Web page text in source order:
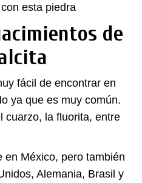
esta piedra
de
fácil de encontrar en
ya que es muy común.
cuarzo, la fluorita, entre
en México, pero también
Alemania, Brasil y